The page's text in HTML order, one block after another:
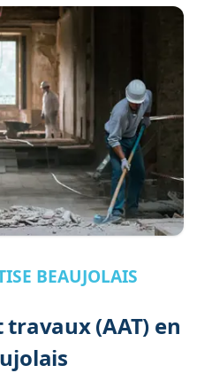
BEAUJOLAIS
(AAT) en